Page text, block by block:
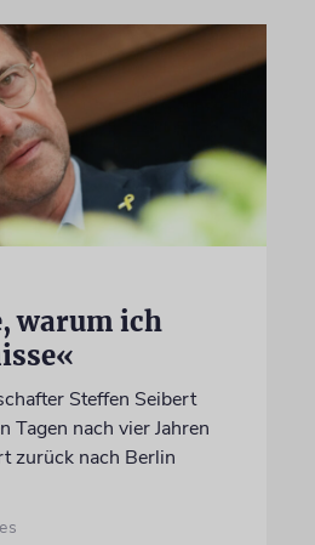
warum ich
Steffen Seibert
Tagen nach vier Jahren
zurück nach Berlin